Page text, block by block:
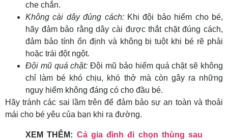
che chắn.
Không cài dây đúng cách:Khi đội bảo hiểm cho bé,
hãy đảm bảo rằng dây cài được thắt chặt đúng cách,
đảm bảo tính ổn định và không bị tuột khi bé rẽ phải
hoặc trái đột ngột.
Đội mũ quá chặt: Đội mũ bảo hiểm quá chặt sẽ không
chỉ làm bé khó chịu, khó thở mà còn gây ra những
nguy hiểm không đáng có cho đầu bé.
Hãy tránh các sai lầm trên để đảm bảo sự an toàn và thoải
mái cho bé yêu của bạn khi ra đường.
XEM THÊM: Cả gia đình đi chọn thùng sau